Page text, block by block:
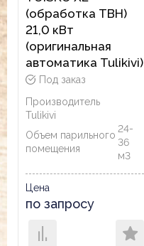
(обработка ТВН)
21,0 кВт
(оригинальная
автоматика Tulikivi)
Под заказ
Производитель
Tulikivi
Объем парильного
помещения
24-
36
м3
Цена
по запросу